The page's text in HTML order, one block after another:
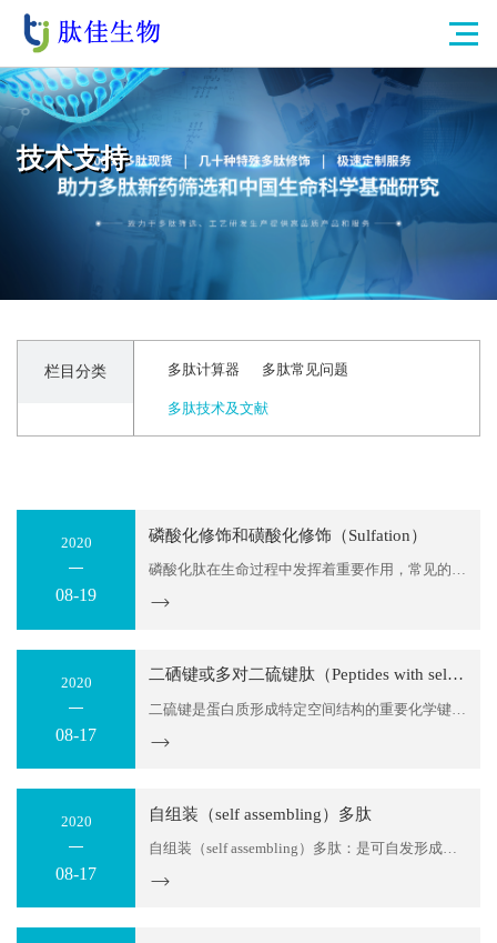
技术支持
栏目分类 多肽计算器 多肽常见问题
多肽技术及文献
2020
08-19
磷酸化修饰和磺酸化修饰（Sulfation）
磷酸化肽在生命过程中发挥着重要作用，常见的磷酸化位点有三种：p-Tyr，p-Ser，p-Thr。 supetide可提供磷酸化多肽（包括单磷、双磷和多磷），以满足研究人员的不同需求。 supetide可提供磺酸化多肽以满足研究人员的需求。 p-Ser p-Tyr p-Thr Tyr(SO3H) Caerulein Glp-Gln-Asp-Tyr(SO3H)-Thr-Gly-Trp-Met-Asp-Phe-NH2 Cholecystokinin, CCK...
2020
08-17
二硒键或多对二硫键肽（Peptides with seleno-Cys，Multiple disulfide bonds (toxins, defensins, relaxins)）
2020
08-17
自组装（self assembling）多肽
自组装（self assembling）多肽：是可自发形成纳米结构的一类多肽，在生物医学纳米技术、细胞培养、分子电子学方面具有广泛的应用前景。 多肽自组装是指在适当条件下氨基酸残基间通过非共价键相互作用自发组合形成的一类结构明确，构造稳定，具有某种理化性能的分子聚集体或超分子结构。 自组装多...